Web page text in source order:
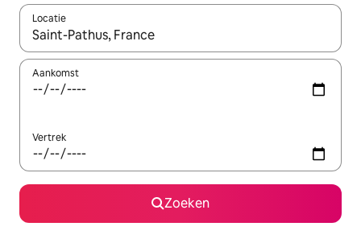
Locatie
Wanneer er suggesties beschikbaar zijn, maak je een keuze
Aankomst
Vertrek
Zoeken